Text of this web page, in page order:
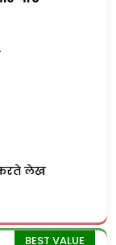
लेख